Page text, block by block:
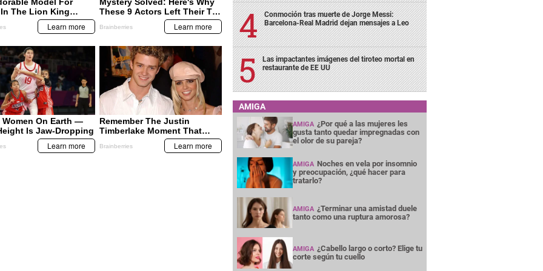
Conmoción tras muerte de Jorge Messi:
Barcelona-Real Madrid dejan mensajes a Leo
Las impactantes imágenes del tiroteo mortal en
restaurante de EE UU
AMIGA
AMIGA ¿Por qué a las mujeres les
gusta tanto quedar impregnadas con
el olor de su pareja?
AMIGA Noches en vela por insomnio
y preocupación, ¿qué hacer para
tratarlo?
AMIGA ¿Terminar una amistad duele
tanto como una ruptura amorosa?
AMIGA ¿Cabello largo o corto? Elige tu
corte según tu cuello